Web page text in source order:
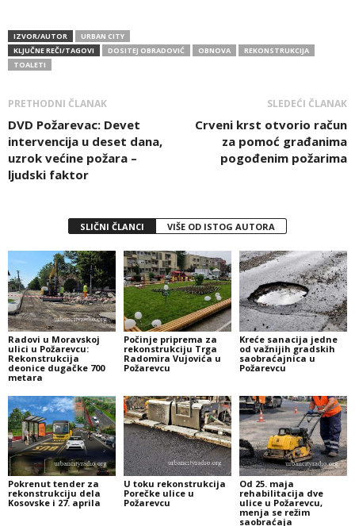
IZVOR/AUTOR
URBAN CITY
KLJUČNE REČI/TAGOVI
DOSITEJ OBRADOVIĆ OBNOVA
REKONSTRUKCIJA
TOALETI
PRETHODNI ČLANAK
DVD Požarevac: Devet
intervencija u deset dana,
uzrok većine požara –
ljudski faktor
SLEDEĆI ČLANAK
Crveni krst otvorio račun
za pomoć građanima
pogođenim požarima
SLIČNI ČLANCI VIŠE OD ISTOG AUTORA
Radovi u Moravskoj
ulici u Požarevcu:
Rekonstrukcija
deonice dugačke 700
metara
Počinje priprema za
rekonstrukciju Trga
Radomira Vujovića u
Požarevcu
Kreće sanacija jedne
od važnijih gradskih
saobraćajnica u
Požarevcu
Pokrenut tender za
rekonstrukciju dela
Kosovske i 27. aprila
U toku rekonstrukcija
Porečke ulice u
Požarevcu
Od 25. maja
rehabilitacija dve
ulice u Požarevcu,
menja se režim
saobraćaja